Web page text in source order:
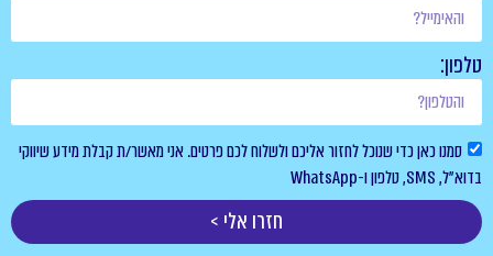
טלפון:
סמנו כאן כדי שנוכל לחזור אליכם ולשלוח לכם פרטים. אני מאשר/ת קבלת מידע שיווקי
בדוא”ל, SMS, טלפון ו-WhatsApp
חזרו אלי >